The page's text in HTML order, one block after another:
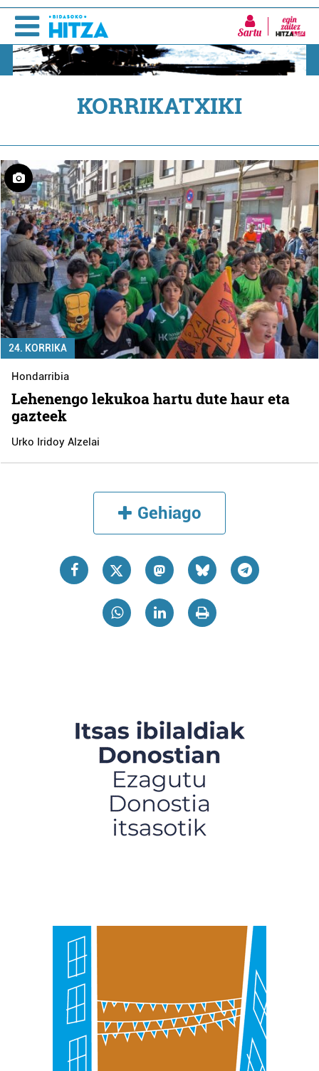
Sartu
KORRIKATXIKI
24. KORRIKA
Hondarribia
Lehenengo lekukoa hartu dute haur eta
gazteek
Urko Iridoy Alzelai
Gehiago